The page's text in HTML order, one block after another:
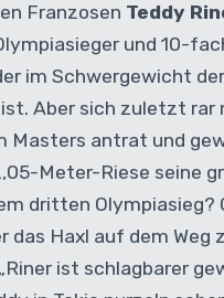
Franzosen Teddy
und 10-
im Schwergewicht der
Aber sich zuletzt rar
Masters antrat und
Meter-Riese seine
dritten Olympiasieg?
das Haxl auf dem Weg
ist schlagbarer